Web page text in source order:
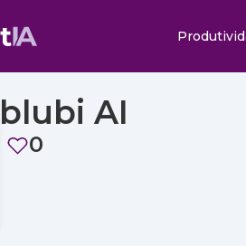
blubi AI
0